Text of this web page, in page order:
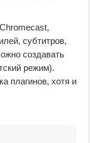
субтитров,
создавать
режим).
плагинов, хотя и